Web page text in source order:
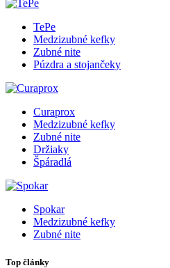
TePe
Medzizubné kefky
Zubné nite
Púzdra a stojančeky
Curaprox
Medzizubné kefky
Zubné nite
Držiaky
Špáradlá
Spokar
Medzizubné kefky
Zubné nite
Top články